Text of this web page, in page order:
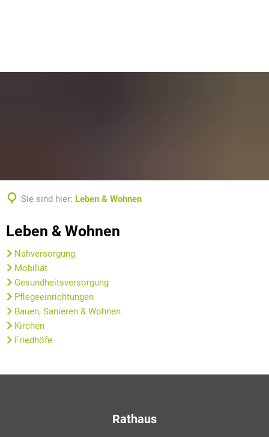
Sie sind hier: Leben & Wohnen
Leben
&
Wohnen
Leben & Wohnen
Nahversorgung
Mobiliät
Gesundheitsversorgung
Pflegeeinrichtungen
Bauen, Sanieren & Wohnen
Kirchen
Friedhöfe
Rathaus